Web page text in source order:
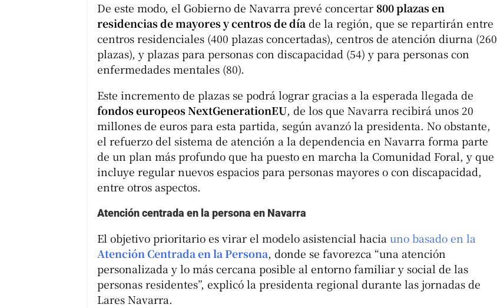
De este modo, el Gobierno de Navarra prevé concertar 800 plazas en
residencias de mayores y centros de díade la región, que se repartirán entre
centros residenciales (400 plazas concertadas), centros de atención diurna (260
plazas), y plazas para personas con discapacidad (54) y para personas con
enfermedades mentales (80).
Este incremento de plazas se podrá lograr gracias a la esperada llegada de
fondos europeos NextGenerationEU, de los que Navarra recibirá unos 20
millones de euros para esta partida, según avanzó la presidenta. No obstante,
el refuerzo del sistema de atención a la dependencia en Navarra forma parte
de un plan más profundo que ha puesto en marcha la Comunidad Foral, y que
incluye regular nuevos espacios para personas mayores o con discapacidad,
entre otros aspectos.
Atención centrada en la persona en Navarra
El objetivo prioritario es virar el modelo asistencial hacia uno basado en la
Atención Centrada en la Persona, donde se favorezca “una atención
personalizada y lo más cercana posible al entorno familiar y social de las
personas residentes”, explicó la presidenta regional durante las jornadas de
Lares Navarra.